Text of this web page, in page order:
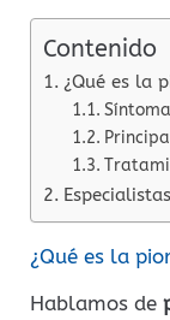
Contenido
¿Qué es la
¿Qué es la
Hablamos de